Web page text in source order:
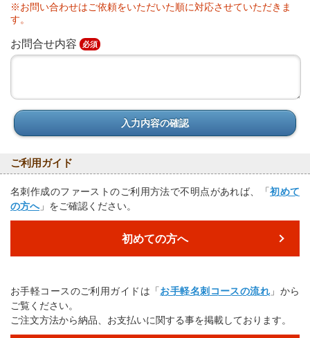
※お問い合わせはご依頼をいただいた順に対応させていただきま
す。
お問合せ内容 必須
入力内容の確認
ご利用ガイド
名刺作成のファーストのご利用方法で不明点があれば、「初めて
の方へ」をご確認ください。
初めての方へ
お手軽コースのご利用ガイドは「お手軽名刺コースの流れ 」から
ご覧ください。
ご注文方法から納品、お支払いに関する事を掲載しております。